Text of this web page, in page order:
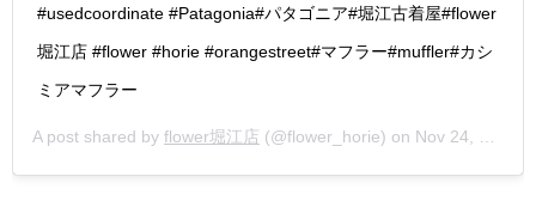
#usedcoordinate #Patagonia#パタゴニア#堀江古着屋#flower
堀江店 #flower #horie #orangestreet#マフラー#muffler#カシ
ミアマフラー
A post shared by flower堀江店 (@flower_horie) on Nov 24, 2018 at 11:58pm PST